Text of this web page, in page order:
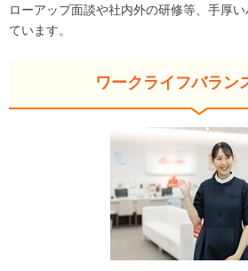
ローアップ面談や社内外の研修等、手厚
ています。
ワークライフバラン